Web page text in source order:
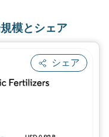
模とシェア
シェア